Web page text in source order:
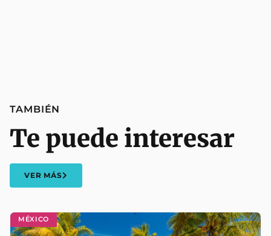
MÉXICO
TAMBIÉN
Te puede interesar
VER MÁS